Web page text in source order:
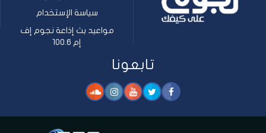
سياسة الإستخدام
مواعيد بث إذاعة نجوم إف
إم 100.6
تابعونا